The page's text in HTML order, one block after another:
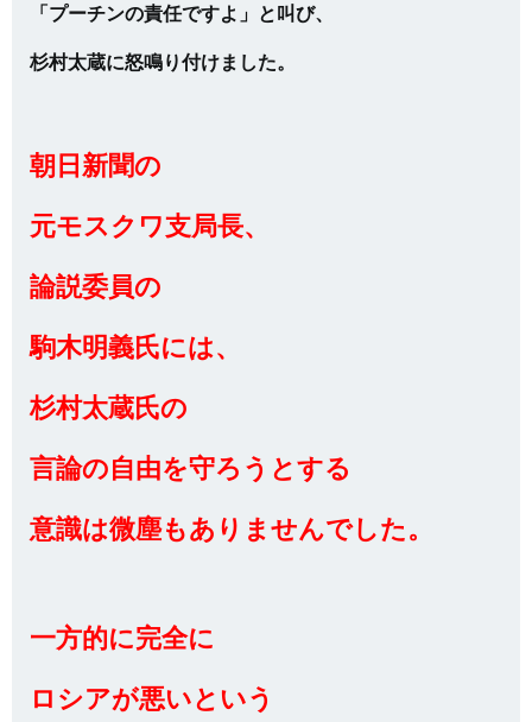
「プーチンの責任ですよ」と叫び、
杉村太蔵に怒鳴り付けました。
朝日新聞の
元モスクワ支局長、
論説委員の
駒木明義氏には、
杉村太蔵氏の
言論の自由を守ろうとする
意識は微塵もありませんでした。
一方的に完全に
ロシアが悪いという